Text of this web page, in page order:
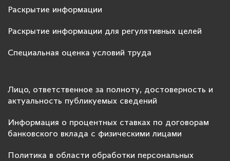
Раскрытие информации
Раскрытие информации для регулятивных целей
Специальная оценка условий труда
Лицо, ответственное за полноту, достоверность и
актуальность публикуемых сведений
Информация о процентных ставках по договорам
банковского вклада с физическими лицами
Политика в области обработки персональных